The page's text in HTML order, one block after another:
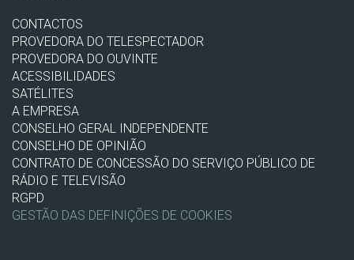
CONTACTOS
PROVEDORA DO TELESPECTADOR
PROVEDORA DO OUVINTE
ACESSIBILIDADES
SATÉLITES
A EMPRESA
CONSELHO GERAL INDEPENDENTE
CONSELHO DE OPINIÃO
CONTRATO DE CONCESSÃO DO SERVIÇO PÚBLICO DE
RÁDIO E TELEVISÃO
RGPD
GESTÃO DAS DEFINIÇÕES DE COOKIES